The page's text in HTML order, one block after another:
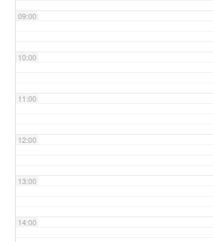
09:00
10:00
11:00
12:00
13:00
14:00